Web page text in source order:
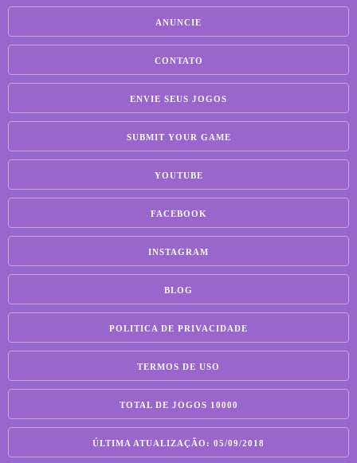
ANUNCIE
CONTATO
ENVIE SEUS JOGOS
SUBMIT YOUR GAME
YOUTUBE
FACEBOOK
INSTAGRAM
BLOG
POLITICA DE PRIVACIDADE
TERMOS DE USO
TOTAL DE JOGOS 10000
ÚLTIMA ATUALIZAÇÃO: 05/09/2018